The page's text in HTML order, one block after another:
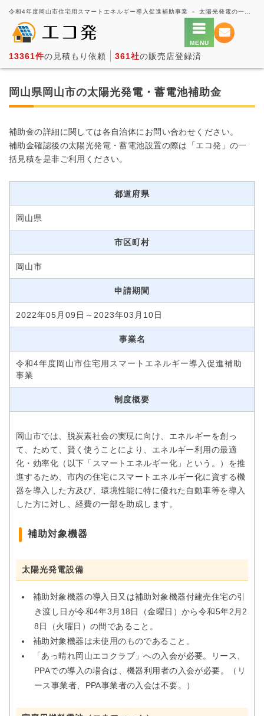
13361件の見積もり依頼 361社の販売店登録済
岡山県岡山市の太陽光発電・蓄電池補助金
補助金の詳細に関しては各自治体にお問い合わせください。
補助金確認後の太陽光発電・蓄電池設置の際は「エコ発」の一
括見積を是非ご利用ください。
都道府県
岡山県
市区町村
岡山市
申請期間
2022年05月09日～2023年03月10日
事業名
令和4年度岡山市住宅用スマートエネルギー導入促進補助
事業
制度概要
岡山市では、脱炭素社会の実現に向け、エネルギーを創っ
て、ためて、賢く使うことにより、エネルギー利用の最適
化・効率化（以下「スマートエネルギー化」という。）を推
進するため、市内の住宅にスマートエネルギー化に資する機
器を導入した方及び、環境性能に特に優れた自動車等を導入
した方に対し、経費の一部を助成します。
補助対象機器
太陽光発電設備
補助対象機器の導入日又は補助対象機器付建売住宅の引
き渡し日が令和4年3月18日（金曜日）から令和5年2月2
8日（火曜日）の間であること。
補助対象機器は未使用のものであること。
「あっ晴れ岡山エコクラブ」への入会が必要。リース、
PPAでの導入の場合は、機器利用者の入会が必要。（リ
ース事業者、PPA事業者の入会は不要。）